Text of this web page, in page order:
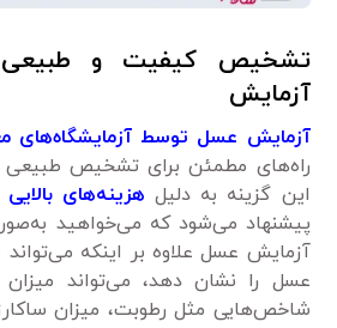
تشخیص کیفیت و
آزمایش
آزمایش عسل توسط آزمایشگاه‌های
راه‌های مطمئن برای تشخیص
این گزینه به دلیلهزینه‌های بالایی
پیشنهاد می‌شود که می‌خواهید
آزمایش عسل علاوه بر اینکه
عسل را نشان دهد، می‌تواند
شاخص‌هایی مثل رطوبت، میزان